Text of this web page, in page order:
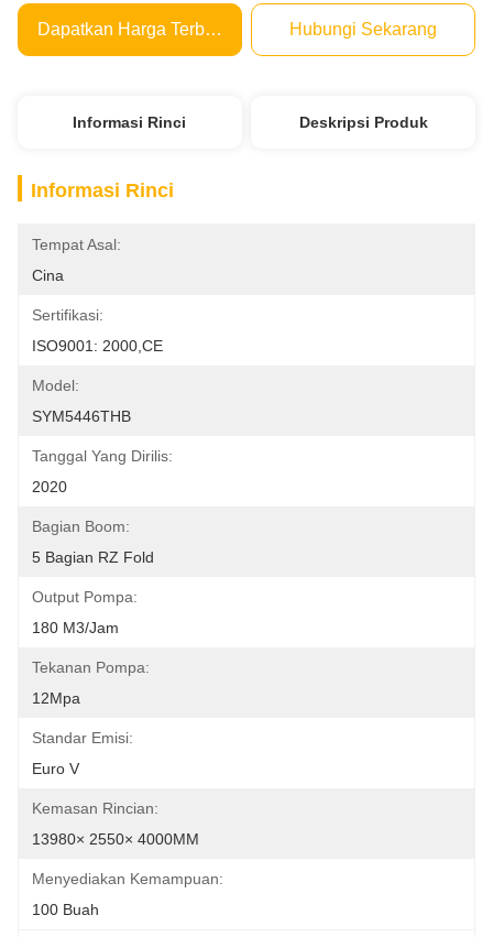
Dapatkan Harga Terbaik Hubungi Sekarang
Informasi Rinci Deskripsi Produk
Informasi Rinci
Tempat Asal:
Cina
Sertifikasi:
ISO9001: 2000,CE
Model:
SYM5446THB
Tanggal Yang Dirilis:
2020
Bagian Boom:
5 Bagian RZ Fold
Output Pompa:
180 M3/jam
Tekanan Pompa:
12Mpa
Standar Emisi:
Euro V
Kemasan Rincian:
13980× 2550× 4000MM
Menyediakan Kemampuan:
100 Buah